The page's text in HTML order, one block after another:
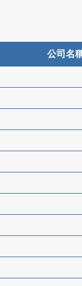
公司名